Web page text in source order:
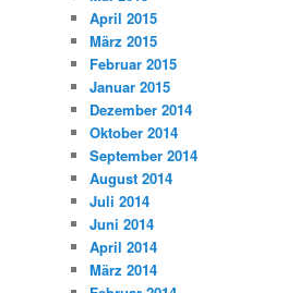
April 2015
März 2015
Februar 2015
Januar 2015
Dezember 2014
Oktober 2014
September 2014
August 2014
Juli 2014
Juni 2014
April 2014
März 2014